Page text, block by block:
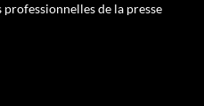
professionnelles de la presse